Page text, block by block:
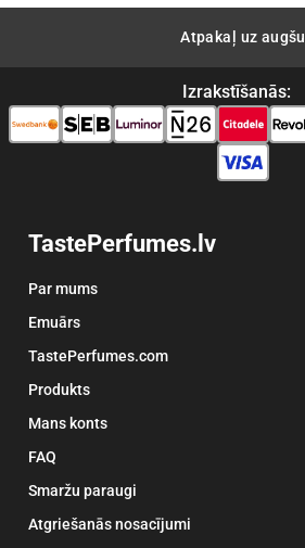
Atpakaļ uz augšu
Izrakstīšanās:
TastePerfumes.lv
Par mums
Emuārs
TastePerfumes.com
Produkts
Mans konts
FAQ
Smaržu paraugi
Atgriešanās nosacījumi